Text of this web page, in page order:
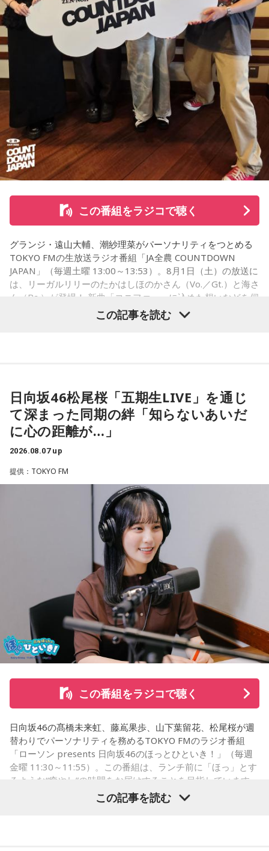
この番組をラジコで聴く
グランジ・遠山大輔、潮紗理菜がパーソナリティをつとめる
TOKYO FMの生放送ラジオ番組「JA全農 COUNTDOWN
JAPAN」（毎週土曜 13:00～13:53）。8月1日（土）の放送に
は、リーガルリリーのたかはしほのかさん（Vo.／Gt.）と海さ
ん（Ba.）が登場！ 新曲「コニファー」に込めた想いなどを伺
◆“真逆な作り方”で楽曲制作
リーガルリリーは高校在学時から注目を集め、国内大型ロッ
た世界最大級の音楽フェスティバル「SXSW（サウス・バイ・
サウスウエスト）」の出演や中国ツアーの開催など、海外で
のライブも経験。そのほか、2019年公開の映画「惡の華」で
は主題歌と劇中歌を担当し、今年4月から放送されたテレビド
ラマ版「惡の華」では、たかはしほのかさんが劇伴を担当。
そして、今秋には初のアジアツアーの開催が決定していま
遠山：僕は「惡の華」が好きで、（テレビドラマ版ではW主
演の）あのちゃんと鈴木福くんがめちゃくちゃ素晴らしかっ
たですけど、そういうドラマの音楽って、どう作っていく
ほのか：私も今回初めて関わらせてもらったんですけど、今
まで作ってきたライブでやる曲やバンドでやる曲の作り方と
いうか。リーガルリリーでは、音楽を聴いてほしくて作って
いるんですけれど、ドラマの音楽は、映像を観てもらわない
から、音楽を通して真逆な作り方を体験できて、めちゃめち
ゃ面白かったです。
（左から）たかはしほのかさん、海さん
この記事を読む
日向坂46松尾桜「五期生LIVE」を通じ
て深まった同期の絆「知らないあいだ
に心の距離が…」
2026.08.07 up
提供：TOKYO FM
この番組をラジコで聴く
日向坂46の髙橋未来虹、藤嶌果歩、山下葉留花、松尾桜が週
替わりでパーソナリティを務めるTOKYO FMのラジオ番組
「ローソン presents 日向坂46のほっとひといき！」（毎週
金曜 11:30～11:55）。この番組は、ランチ前に「ほっ」とす
るような“癒やし”の時間をお届けすることを目指しています
が、たまに（？）脱線してしまう番組です。7月31日（金）
の放送は、山下と松尾の2人でお届け！ ここでは、松尾が7月
この記事を読む